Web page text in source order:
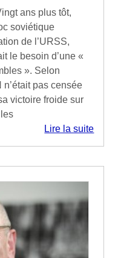
ans plus tôt,
soviétique
de l’URSS,
le besoin d’une «
». Selon
n’était pas censée
victoire froide sur
Lire la suite